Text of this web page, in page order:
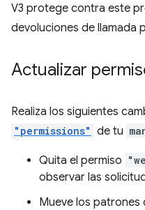
V3 protege contra este
devoluciones de llamada
Actualizar
Realiza los siguientes
"permissions" de tu
Quita el permiso
observar las
Mueve los patrones